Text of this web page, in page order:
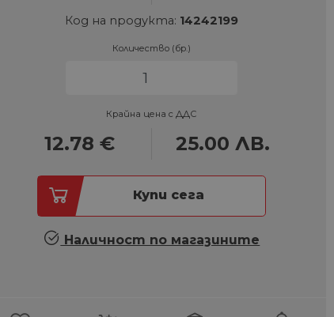
Код на продукта: 14242199
Количество (бр.)
Крайна цена с ДДС
12.78 € 25.00 ЛВ.
Купи сега
Наличност по магазините